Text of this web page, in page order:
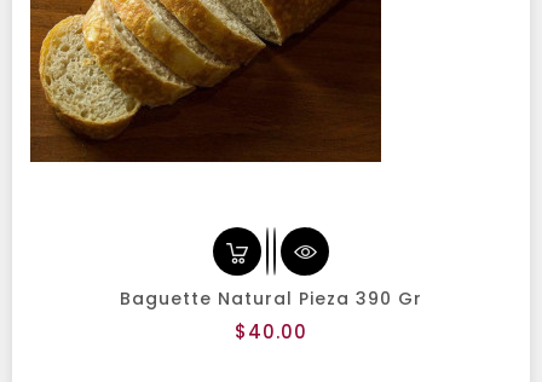
Baguette Natural Pieza 390 Gr
$40.00